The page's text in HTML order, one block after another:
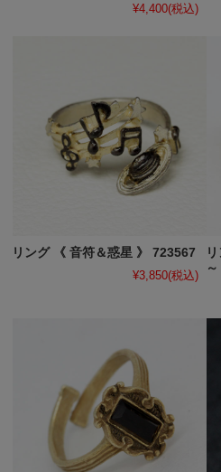
¥4,400(税込)
リング 《 音符＆惑星 》 723567
¥3,850(税込)